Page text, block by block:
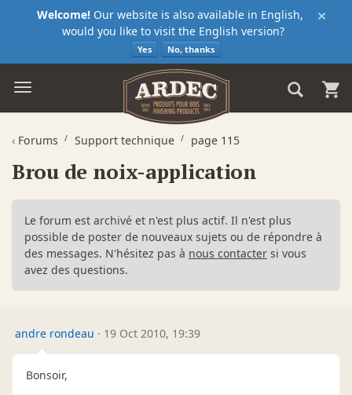
×
Welcome! Our website is also available in English,
would you like to visit the English version?
Yes No, thanks
‹ Forums Support technique page 115
Brou de noix-application
Le forum est archivé et n'est plus actif. Il n'est plus
possible de poster de nouveaux sujets ou de répondre à
des messages. N'hésitez pas à nous contacter si vous
avez des questions.
andre rondeau · 19 Oct 2010, 19:39
Bonsoir,